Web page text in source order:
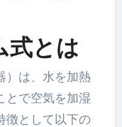
式とは
）は、水を加熱
とで空気を加湿
徴として以下の